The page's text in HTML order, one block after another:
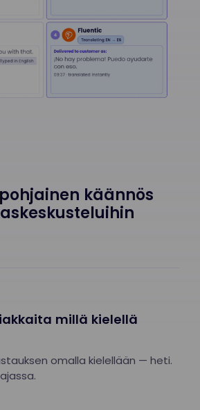
käännös
millä kielellä
omalla kielellään — heti.